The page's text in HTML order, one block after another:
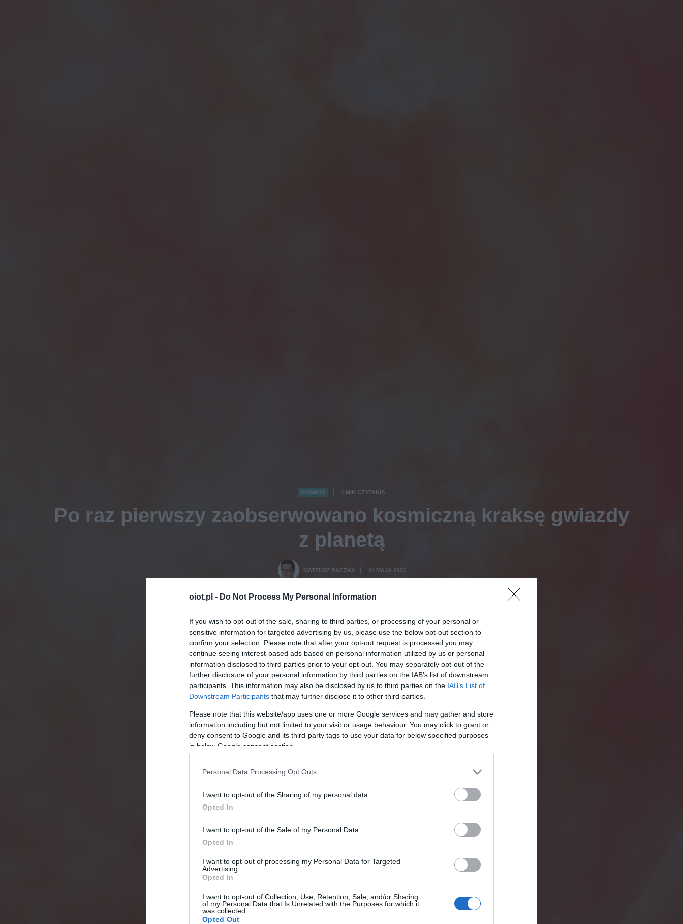
oiot.pl - Do Not Process My Personal Information
If you wish to opt-out of the sale, sharing to third parties, or processing of your personal or
sensitive information for targeted advertising by us, please use the below opt-out section to
confirm your selection. Please note that after your opt-out request is processed you may
continue seeing interest-based ads based on personal information utilized by us or personal
information disclosed to third parties prior to your opt-out. You may separately opt-out of the
further disclosure of your personal information by third parties on the IAB’s list of downstream
participants. This information may also be disclosed by us to third parties on the IAB’s List of
Downstream Participants that may further disclose it to other third parties.
Please note that this website/app uses one or more Google services and may gather and store
information including but not limited to your visit or usage behaviour. You may click to grant or
deny consent to Google and its third-party tags to use your data for below specified purposes
in below Google consent section.
Personal Data Processing Opt Outs
I want to opt-out of the Sharing of my personal data.
Opted In
I want to opt-out of the Sale of my Personal Data.
Opted In
I want to opt-out of processing my Personal Data for Targeted
Advertising.
Opted In
I want to opt-out of Collection, Use, Retention, Sale, and/or Sharing
of my Personal Data that Is Unrelated with the Purposes for which it
was collected.
Opted Out
KOSMOS 1 MIN CZYTANIA
Po raz pierwszy zaobserwowano kosmiczną kraksę gwiazdy
z planetą
MATEUSZ RĄCZKA 24 MAJA 2023